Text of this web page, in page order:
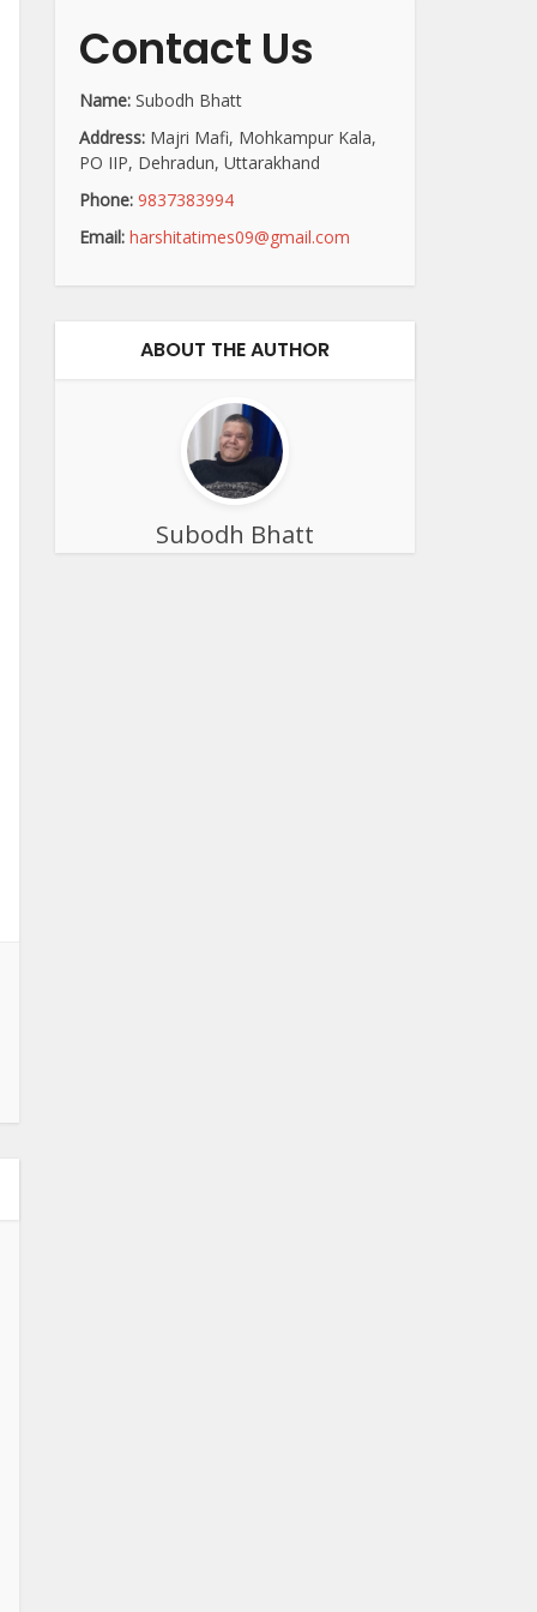
Contact Us
Name: Subodh Bhatt
Address: Majri Mafi, Mohkampur Kala,
PO IIP, Dehradun, Uttarakhand
Phone: 9837383994
Email: harshitatimes09@gmail.com
ABOUT THE AUTHOR
Subodh Bhatt